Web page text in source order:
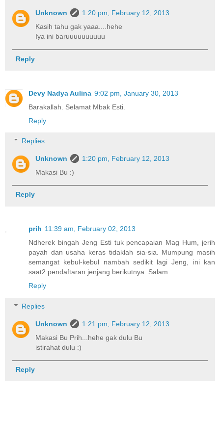
Unknown
1:20 pm, February 12, 2013
Kasih tahu gak yaaa....hehe
Iya ini baruuuuuuuuuu
Reply
Devy Nadya Aulina 9:02 pm, January 30, 2013
Barakallah. Selamat Mbak Esti.
Reply
Replies
Unknown
1:20 pm, February 12, 2013
Makasi Bu :)
Reply
prih 11:39 am, February 02, 2013
Ndherek bingah Jeng Esti tuk pencapaian Mag Hum, jerih
payah dan usaha keras tidaklah sia-sia. Mumpung masih
semangat kebul-kebul nambah sedikit lagi Jeng, ini kan
saat2 pendaftaran jenjang berikutnya. Salam
Reply
Replies
Unknown
1:21 pm, February 12, 2013
Makasi Bu Prih...hehe gak dulu Bu
istirahat dulu :)
Reply